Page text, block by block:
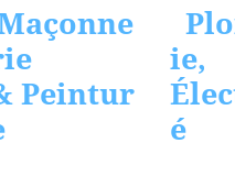
Peintur
ie,
é